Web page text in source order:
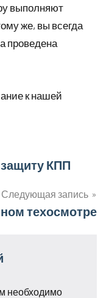
выполняют
же, вы всегда
проведена
к нашей
КПП
Следующая запись
техосмотре
необходимо